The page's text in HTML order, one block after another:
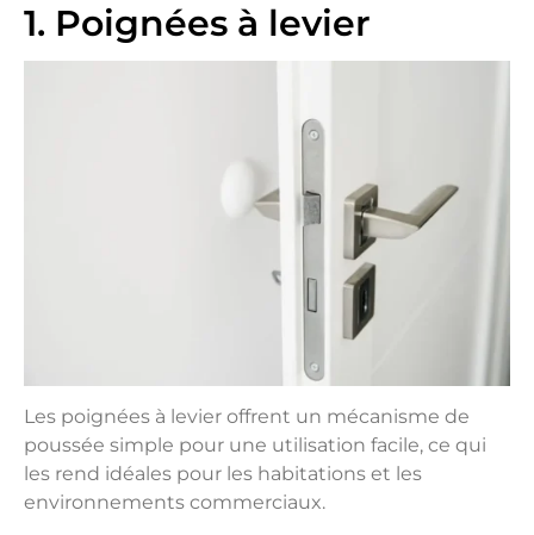
1. Poignées à levier
Les poignées à levier offrent un mécanisme de
poussée simple pour une utilisation facile, ce qui
les rend idéales pour les habitations et les
environnements commerciaux.